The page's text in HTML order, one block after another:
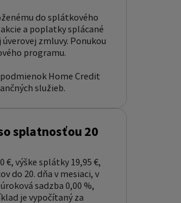
do splátkového
a poplatky splácané
zmluvy. Ponukou
programu.
Home Credit
služieb.
splatnosťou 20
€, výške splátky 19,95 €,
do 20. dňa v mesiaci, v
sadzba 0,00 %,
je vypočítaný za